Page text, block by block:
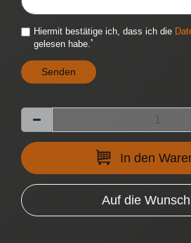
Hiermit bestätige ich, dass ich die
gelesen habe.*
Senden
In den
Auf die